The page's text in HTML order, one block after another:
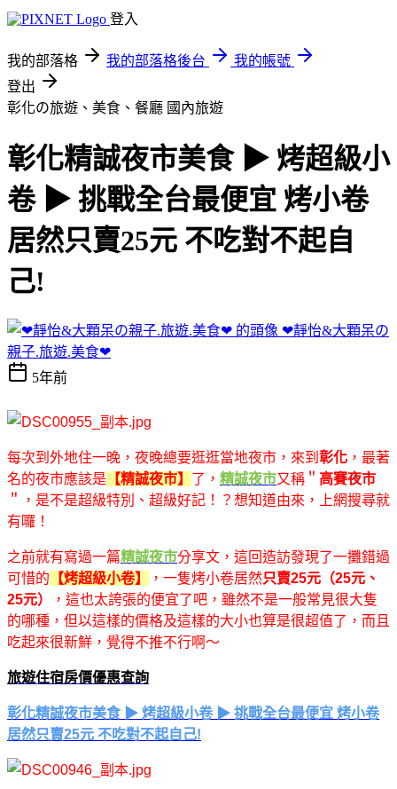
登入
我的部落格 我的部落格後台
我的帳號
登出
彰化の旅遊、美食、餐廳 國內旅遊
彰化精誠夜市美食 ▶ 烤超級小
卷 ▶ 挑戰全台最便宜 烤小卷
居然只賣25元 不吃對不起自
己!
❤靜怡&大顆呆の
親子.旅遊.美食❤
5年前
每次到外地住一晚，夜晚總要逛逛當地夜市，來到 彰化 ，最著
名的夜市應該是 【精誠夜市】 了， 精誠夜市又稱＂ 高賽夜市
＂，是不是超級特別、超級好記！？想知道由來，上網搜尋就
有囉！
之前就有寫過一篇精誠夜市分享文，這回造訪發現了一攤錯過
可惜的 【烤超級小卷】 ，一隻烤小卷居然只賣25元（25元、
25元）
，這也太誇張的便宜了吧，雖然不是一般常見很大隻
的哪種，但以這樣的價格及這樣的大小也算是很超值了，而且
吃起來很新鮮，覺得不推不行啊～
旅遊住宿房價優惠查詢
彰化精誠夜市美食 ▶ 烤超級小卷 ▶ 挑戰全台最便宜 烤小卷
居然只賣25元 不吃對不起自己!